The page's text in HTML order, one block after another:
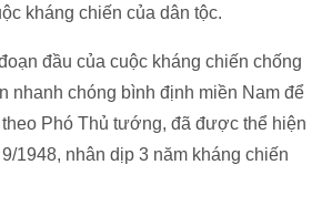
kháng chiến của dân tộc.
đầu của cuộc kháng chiến chống
nhanh chóng bình định miền Nam để
Phó Thủ tướng, đã được thể hiện
1948, nhân dịp 3 năm kháng chiến